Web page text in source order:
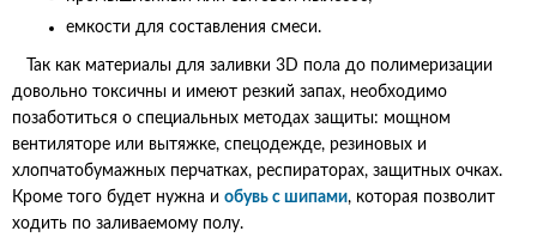
емкости для составления смеси.
Так как материалы для заливки 3D пола до полимеризации
довольно токсичны и имеют резкий запах, необходимо
позаботиться о специальных методах защиты: мощном
вентиляторе или вытяжке, спецодежде, резиновых и
хлопчатобумажных перчатках, респираторах, защитных очках.
Кроме того будет нужна и обувь с шипами, которая позволит
ходить по заливаемому полу.